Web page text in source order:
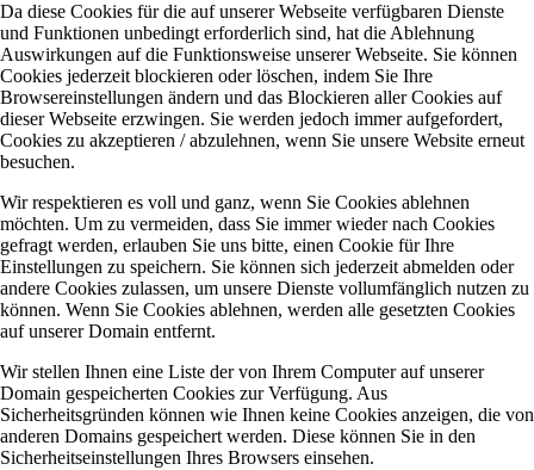
Da diese Cookies für die auf unserer Webseite verfügbaren Dienste
und Funktionen unbedingt erforderlich sind, hat die Ablehnung
Auswirkungen auf die Funktionsweise unserer Webseite. Sie können
Cookies jederzeit blockieren oder löschen, indem Sie Ihre
Browsereinstellungen ändern und das Blockieren aller Cookies auf
dieser Webseite erzwingen. Sie werden jedoch immer aufgefordert,
Cookies zu akzeptieren / abzulehnen, wenn Sie unsere Website erneut
besuchen.
Wir respektieren es voll und ganz, wenn Sie Cookies ablehnen
möchten. Um zu vermeiden, dass Sie immer wieder nach Cookies
gefragt werden, erlauben Sie uns bitte, einen Cookie für Ihre
Einstellungen zu speichern. Sie können sich jederzeit abmelden oder
andere Cookies zulassen, um unsere Dienste vollumfänglich nutzen zu
können. Wenn Sie Cookies ablehnen, werden alle gesetzten Cookies
auf unserer Domain entfernt.
Wir stellen Ihnen eine Liste der von Ihrem Computer auf unserer
Domain gespeicherten Cookies zur Verfügung. Aus
Sicherheitsgründen können wie Ihnen keine Cookies anzeigen, die von
anderen Domains gespeichert werden. Diese können Sie in den
Sicherheitseinstellungen Ihres Browsers einsehen.